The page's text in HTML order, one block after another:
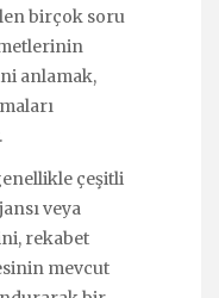
birçok soru
anlamak,
çeşitli
veya
rekabet
mevcut